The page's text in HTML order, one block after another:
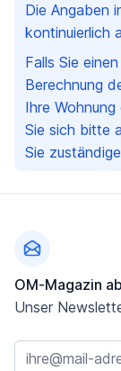
Die Angaben
kontinuierlich
Falls Sie
Berechnung
Ihre
Sie sich bitte
Sie
OM-Magazin
Unser